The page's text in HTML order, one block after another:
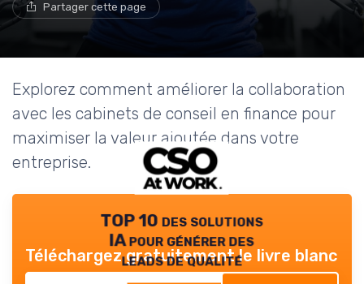
Partager cette page
Explorez comment améliorer la collaboration
avec les cabinets de conseil en finance pour
maximiser la valeur ajoutée dans votre
entreprise.
TOP 10 des solutions
IA pour générer des
leads de qualité
Téléchargez gratuitement le livre blanc